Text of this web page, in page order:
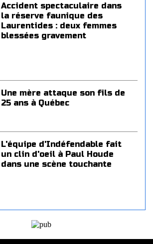
Accident spectaculaire dans
la réserve faunique des
Laurentides : deux femmes
blessées gravement
Une mère attaque son fils de
25 ans à Québec
L'équipe d'Indéfendable fait
un clin d'oeil à Paul Houde
dans une scène touchante